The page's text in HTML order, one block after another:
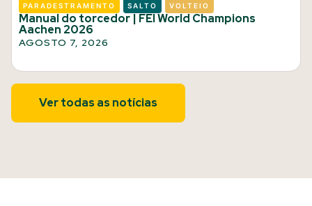
PARADESTRAMENTO SALTO VOLTEIO
Manual do torcedor | FEI World Champions
Aachen 2026
AGOSTO 7, 2026
Ver todas as notícias